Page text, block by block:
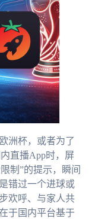
洲杯，或者为了
直播App时，屏
制”的提示，瞬间
错过一个进球或
欢呼、与家人共
于国内平台基于